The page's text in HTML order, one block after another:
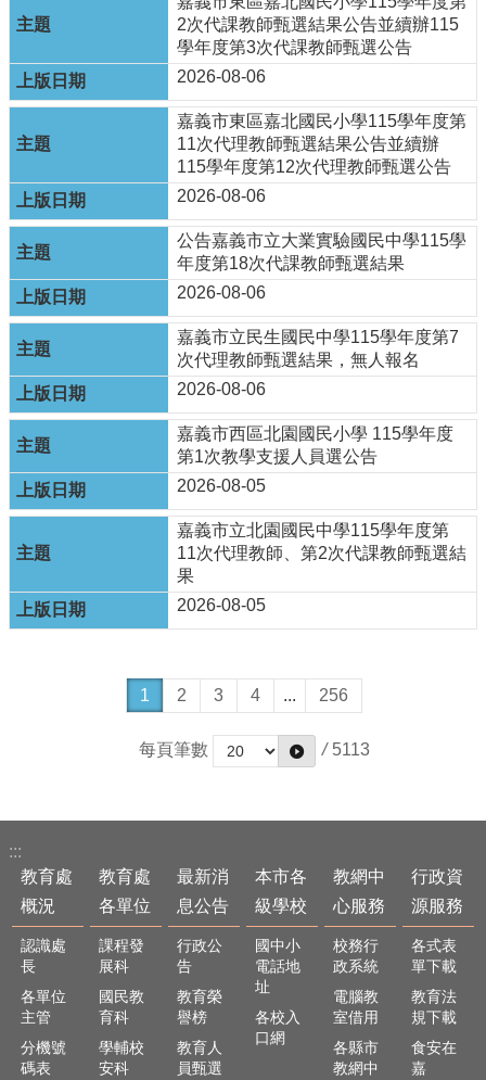
頁
義
市
府
網
站
覽
訂
閱
RSS
站
內
尋
隱
權
策
網
2次代課教師甄選結果公告並續辦115
學年度第3次代課教師甄選公告
2026-08-06
嘉義市東區嘉北國民小學115學年度第
11次代理教師甄選結果公告並續辦
115學年度第12次代理教師甄選公告
2026-08-06
公告嘉義市立大業實驗國民中學115學
年度第18次代課教師甄選結果
2026-08-06
嘉義市立民生國民中學115學年度第7
次代理教師甄選結果，無人報名
2026-08-06
嘉義市西區北園國民小學 115學年度
第1次教學支援人員選公告
2026-08-05
嘉義市立北園國民中學115學年度第
11次代理教師、第2次代課教師甄選結
果
2026-08-05
1 2 3 4 ... 256
每頁筆數 / 5113
:::
教育處
概況
認識處
長
各單位
主管
分機號
碼表
教育處
各單位
課程發
展科
國民教
育科
學輔校
安科
最新消
息公告
行政公
告
教育榮
譽榜
教育人
員甄選
本市各
級學校
國中小
電話地
址
各校入
口網
教網中
心服務
校務行
政系統
電腦教
室借用
各縣市
教網中
行政資
源服務
各式表
單下載
教育法
規下載
食安在
嘉